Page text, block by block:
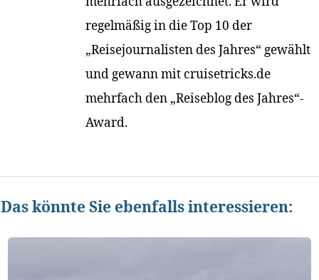
regelmäßig in die Top 10 der
„Reisejournalisten des Jahres“ gewählt
und gewann mit cruisetricks.de
mehrfach den „Reiseblog des Jahres“-
Award.
Das könnte Sie ebenfalls interessieren: